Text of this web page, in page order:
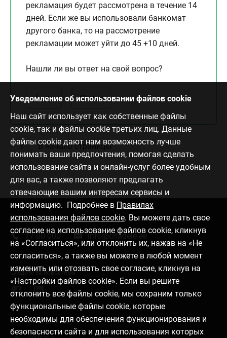
рекламация будет рассмотрена в течение 14
дней. Если же вы использовали банкомат
другого банка, то на рассмотрение
рекламации может уйти до 45 +10 дней.
Нашли ли вы ответ на свой вопрос?
Да Нет
В начало страницы
Уведомление об использовании файлов cookie
Наш сайт использует как собственные файлы
cookie, так и файлы cookie третьих лиц. Данные
файлы cookie дают нам возможность лучше
понимать ваши предпочтения, помогая сделать
использование сайта и онлайн-услуг более удобным
для вас, а также позволяют предлагать
отвечающие вашим интересам сервисы и
информацию. Подробнее в Правилах
использования файлов cookie. Вы можете дать свое
согласие на использование файлов cookie, кликнув
на «Согласиться», или отклонить их, нажав на «Не
согласиться», а также вы можете в любой момент
изменить или отозвать свое согласие, кликнув на
«Настройки файлов cookie». Если вы решите
отклонить все файлы cookie, мы сохраним только
функциональные файлы cookie, которые
необходимы для обеспечения функционирования и
безопасности сайта и для использования которых
Связаться с нами
77 00 000 info@citadele.ee
Следите за новостями
Download mobile app